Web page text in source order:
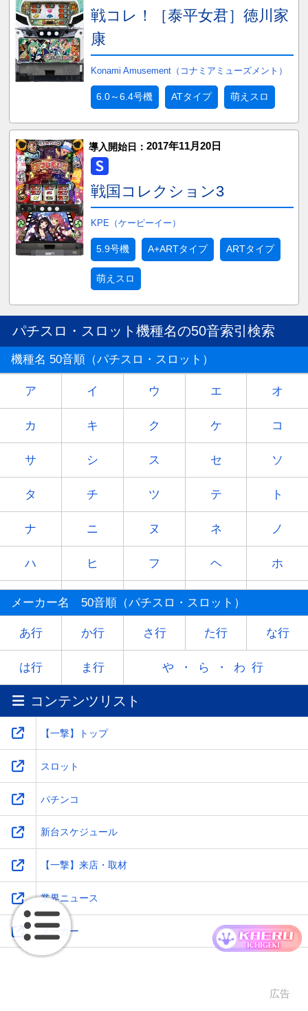
戦コレ！［泰平女君］徳川家
康
Konami Amusement（コナミアミューズメント）
6.0～6.4号機 ATタイプ 萌えスロ
導入開始日： 2017年11月20日
戦国コレクション3
KPE（ケーピーイー）
5.9号機 A+ARTタイプ ARTタイプ
萌えスロ
パチスロ・スロット機種名の50音索引検索
機種名 50音順（パチスロ・スロット）
ア イ ウ エ オ
カ キ ク ケ コ
サ シ ス セ ソ
タ チ ツ テ ト
ナ ニ ヌ ネ ノ
ハ ヒ フ ヘ ホ
マ ミ ム メ
ヤ - ユ - ヨ
ラ リ レ
ワ -
メーカー名 50音順（パチスロ・スロット）
あ行 か行 さ行 た行 な行
は行 ま行 や・ら・わ行
コンテンツリスト
【一撃】トップ
スロット
パチンコ
新台スケジュール
【一撃】来店・取材
業界ニュース
メーカー
広告